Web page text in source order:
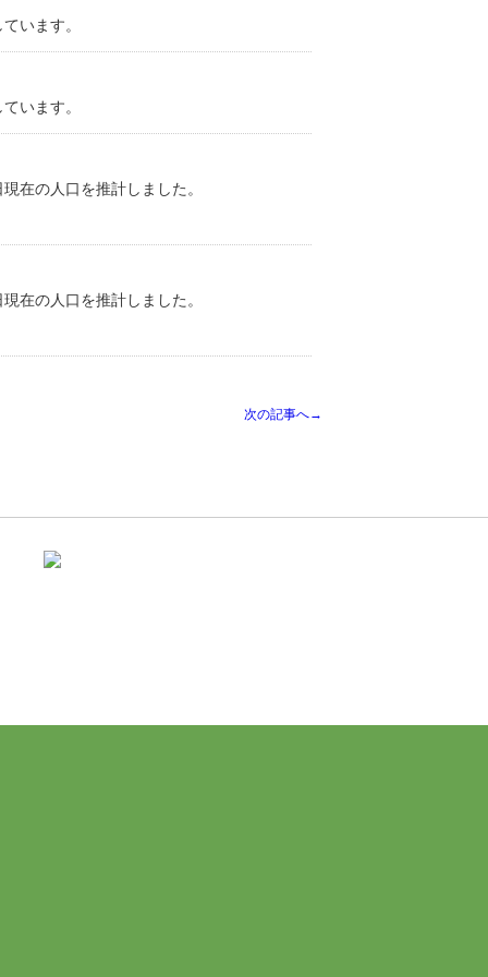
います。
います。
在の人口を推計しました。
在の人口を推計しました。
次の記事へ→